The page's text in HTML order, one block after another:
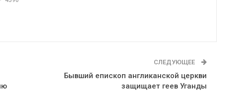
СЛЕДУЮЩЕЕ
Бывший епископ англиканской церкви
защищает геев Уганды